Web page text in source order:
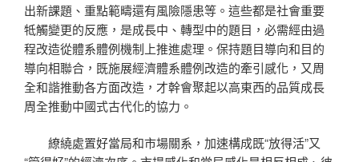
出新課題、重點範疇還有風險隱患等。這些都是社會重要
牴觸變更的反應，是成長中、轉型中的題目，必需經由過
程改造從體系體例機制上推進處理。保持題目導向和目的
導向相聯合，既施展經濟體系體例改造的牽引感化，又周
全和諧推動各方面改造，才幹會聚起以高東西的品質成長
周全推動中國式古代化的協力。
繚繞處置好當局和市場關系，加速構成既“放得活”又